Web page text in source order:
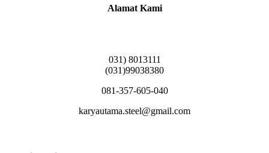
Alamat Kami
031) 8013111
(031)99038380
081-357-605-040
karyautama.steel@gmail.com